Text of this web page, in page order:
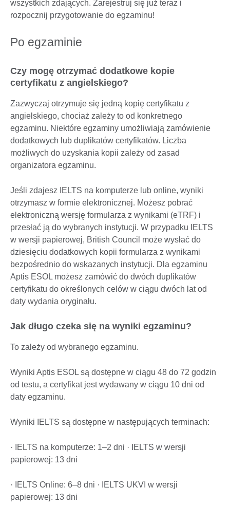
wszystkich zdających. Zarejestruj się już teraz i
rozpocznij przygotowanie do egzaminu!
Po egzaminie
Czy mogę otrzymać dodatkowe kopie
certyfikatu z angielskiego?
Zazwyczaj otrzymuje się jedną kopię certyfikatu z
angielskiego, chociaż zależy to od konkretnego
egzaminu. Niektóre egzaminy umożliwiają zamówienie
dodatkowych lub duplikatów certyfikatów. Liczba
możliwych do uzyskania kopii zależy od zasad
organizatora egzaminu.
Jeśli zdajesz IELTS na komputerze lub online, wyniki
otrzymasz w formie elektronicznej. Możesz pobrać
elektroniczną wersję formularza z wynikami (eTRF) i
przesłać ją do wybranych instytucji. W przypadku IELTS
w wersji papierowej, British Council może wysłać do
dziesięciu dodatkowych kopii formularza z wynikami
bezpośrednio do wskazanych instytucji. Dla egzaminu
Aptis ESOL możesz zamówić do dwóch duplikatów
certyfikatu do określonych celów w ciągu dwóch lat od
daty wydania oryginału.
Jak długo czeka się na wyniki egzaminu?
To zależy od wybranego egzaminu.
Wyniki Aptis ESOL są dostępne w ciągu 48 do 72 godzin
od testu, a certyfikat jest wydawany w ciągu 10 dni od
daty egzaminu.
Wyniki IELTS są dostępne w następujących terminach:
· IELTS na komputerze: 1–2 dni · IELTS w wersji
papierowej: 13 dni
· IELTS Online: 6–8 dni · IELTS UKVI w wersji
papierowej: 13 dni